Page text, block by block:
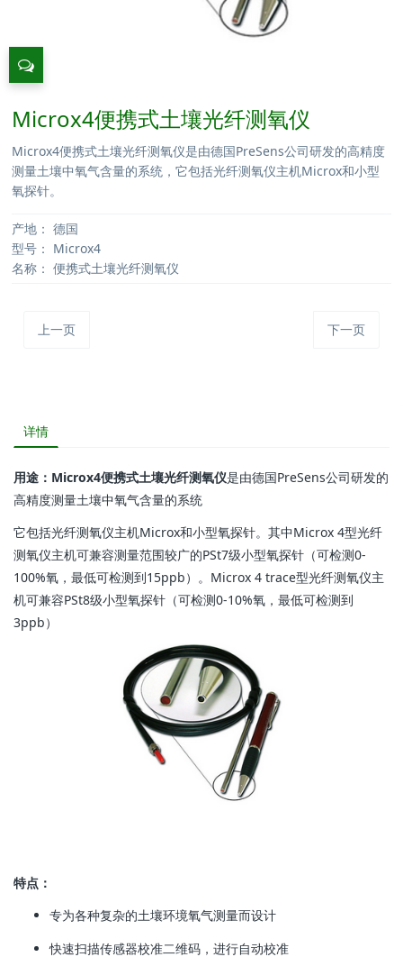
Microx4便携式土壤光纤测氧仪
Microx4便携式土壤光纤测氧仪是由德国PreSens公司研发的高精度
测量土壤中氧气含量的系统，它包括光纤测氧仪主机Microx和小型
氧探针。
产地： 德国
型号： Microx4
名称： 便携式土壤光纤测氧仪
上一页 下一页
详情
用途： Microx4便携式土壤光纤测氧仪是由德国PreSens公司研发的
高精度测量土壤中氧气含量的系统
它包括光纤测氧仪主机Microx和小型氧探针。其中Microx 4型光纤
测氧仪主机可兼容测量范围较广的PSt7级小型氧探针（可检测0-
100%氧，最低可检测到15ppb）。Microx 4 trace型光纤测氧仪主
机可兼容PSt8级小型氧探针（可检测0-10%氧，最低可检测到
3ppb）
特点：
专为各种复杂的土壤环境氧气测量而设计
快速扫描传感器校准二维码，进行自动校准